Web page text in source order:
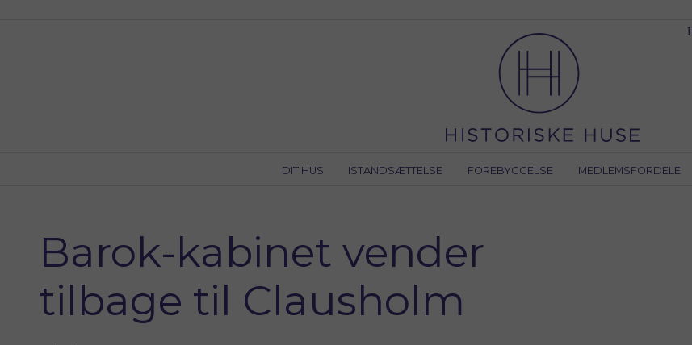
DIT HUS ISTANDSÆTTELSE FOREBYGGELSE MEDLEMSFORDELE
Barok-kabinet vender
tilbage til Clausholm